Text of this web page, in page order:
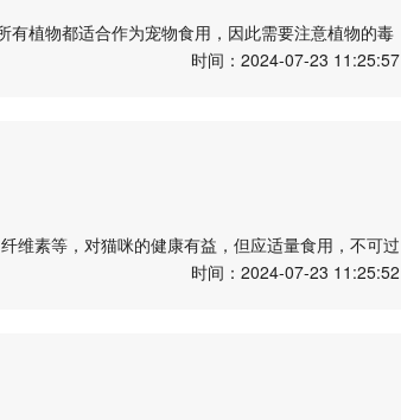
消化不良或肥胖等问题。
剂的纯天然冻干食品，并控制食用量，才能确保猫
植物都适合作为宠物食用，因此需要注意植物的毒
现呕吐、腹泻、食欲不振等异常情况，应该立即就
意宠物的饮食安全，避免宠物误食有毒植物。如有
时间：2024-07-23 11:25:57
维素等，对猫咪的健康有益，但应适量食用，不可过
以免猫咪误食核导致窒息或消化道阻塞。
的水果，以免对猫咪的健康造成影响。
时间：2024-07-23 11:25:52